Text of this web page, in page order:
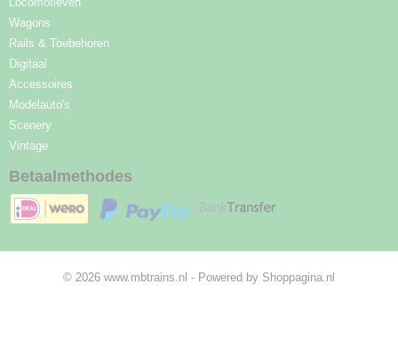
Wagons
Rails & Toebehoren
Digitaal
Accessoires
Modelauto's
Scenery
Vintage
Betaalmethodes
© 2026 www.mbtrains.nl - Powered by Shoppagina.nl